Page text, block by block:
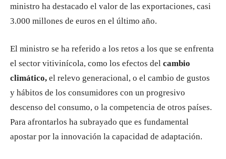
ministro ha destacado el valor de las exportaciones, casi
3.000 millones de euros en el último año.
El ministro se ha referido a los retos a los que se enfrenta
el sector vitivinícola, como los efectos del cambio
climático, el relevo generacional, o el cambio de gustos
y hábitos de los consumidores con un progresivo
descenso del consumo, o la competencia de otros países.
Para afrontarlos ha subrayado que es fundamental
apostar por la innovación la capacidad de adaptación.